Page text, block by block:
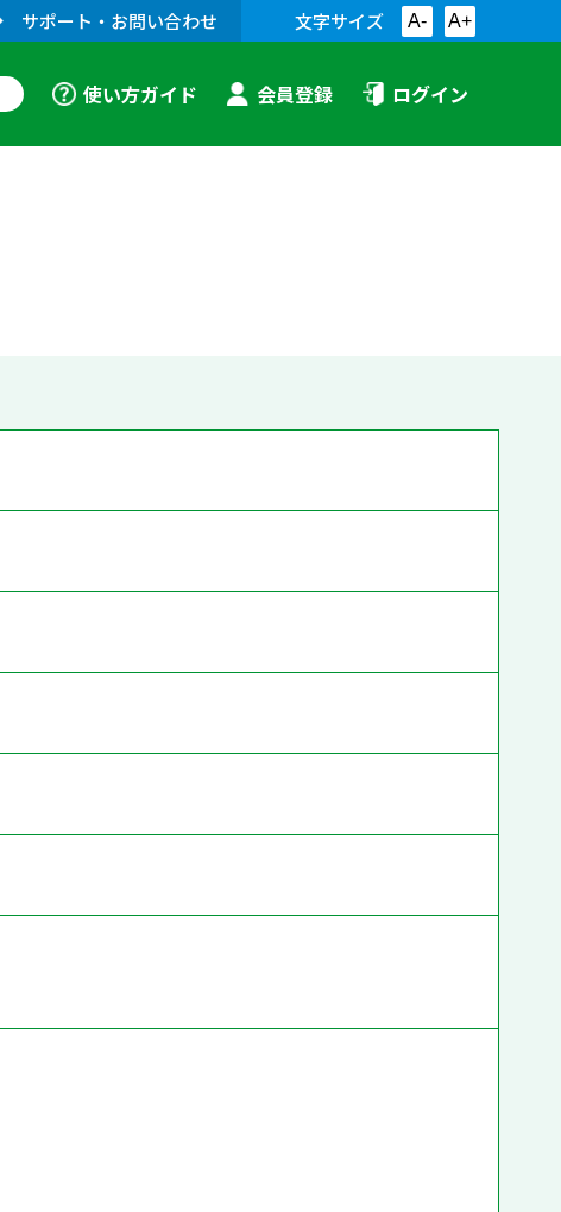
サポート・お問い合わせ 文字サイズ A- A+
使い方ガイド 会員登録 ログイン